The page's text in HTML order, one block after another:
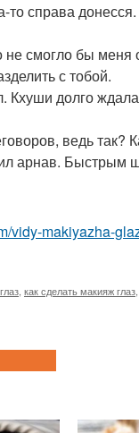
то справа донесся.
смогло бы меня
с тобой.
долго
ведь так?
арнав. Быстрым
vidy-makiyazha-
как сделать макияж глаз